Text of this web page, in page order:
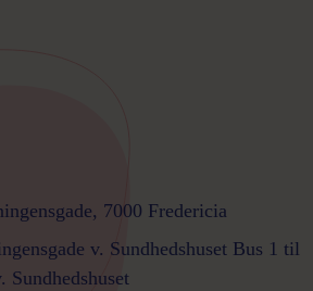
7000 Fredericia
v. Sundhedshuset Bus 1 til
Sundhedshuset